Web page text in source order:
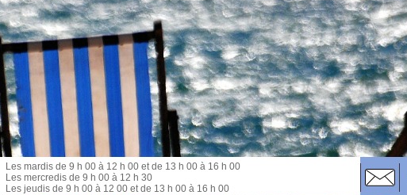
Les mardis de 9 h 00 à 12 h 00 et de 13 h 00 à 16 h 00
Les mercredis de 9 h 00 à 12 h 30
Les jeudis de 9 h 00 à 12 00 et de 13 h 00 à 16 h 00